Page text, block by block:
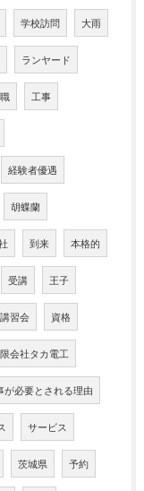
学校訪問 大雨
ランヤード
工事
経験者優遇
胡蝶蘭
到来 本格的
受講 王子
講習会 資格
会社タカ電工
が必要とされる理由
サービス
茨城県 予約